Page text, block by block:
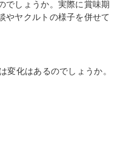
でしょうか。実際に賞味期
やヤクルトの様子を併せて
変化はあるのでしょうか。